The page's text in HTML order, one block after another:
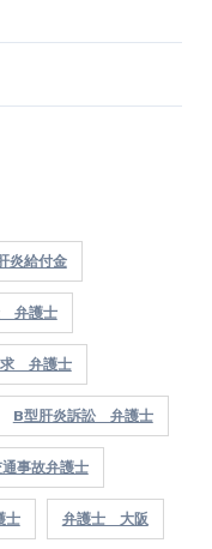
炎給付金
弁護士
求 弁護士
B型肝炎訴訟 弁護士
事故弁護士
士 弁護士 大阪